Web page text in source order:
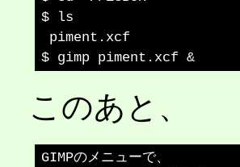
$ ls
piment.xcf
このあと、
GIMPのメニューで、